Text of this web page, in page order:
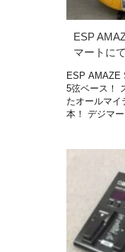
ESP
マートに
ESP AMAZE
5弦ベース！
たオールマイ
本！ デジマ